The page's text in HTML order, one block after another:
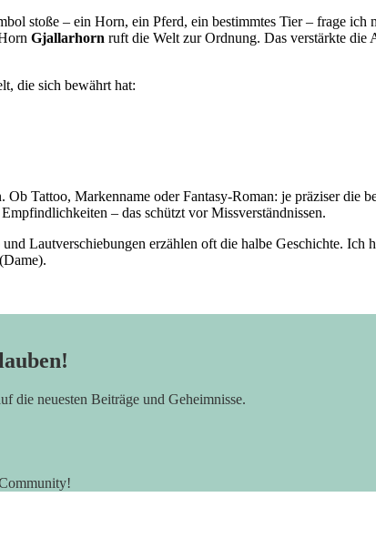
stoße – ein ‍Horn,⁣ ein Pferd, ein bestimmtes Tier – frage ich
Gjallarhorn ruft die⁢ Welt zur Ordnung. Das verstärkte die‌
⁤die sich ​bewährt hat:
Tattoo, Markenname oder Fantasy-Roman: je präziser die
– das schützt vor ‍Missverständnissen.
Lautverschiebungen erzählen ​oft die halbe Geschichte. Ich
(Dame).
die neuesten Beiträge und Geheimnisse.